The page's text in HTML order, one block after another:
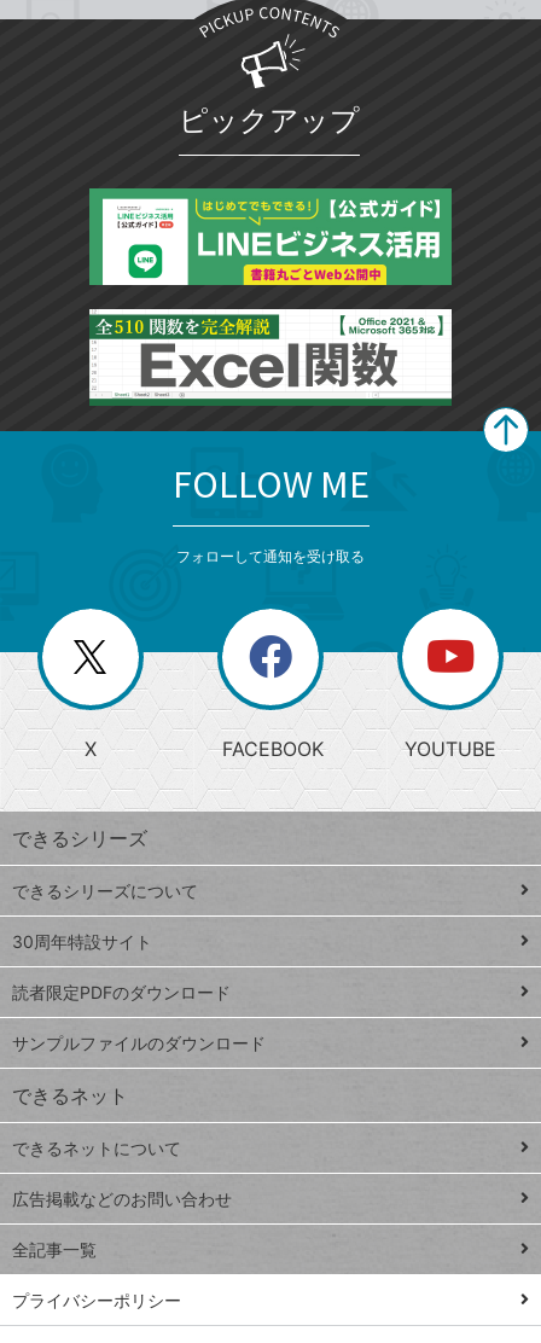
ピックアップ
じ
る
search
検
索
上
昇
ワ
ー
ド
Google
スプレ
ッドシ
ート
iPhone
VLOOKUP
close
閉じ
る
閉
じ
る
ー
か
ら
探
す
ト
ッ
プ
ペ
ジ
連載
Excel Q&A
トイアンナ流仕
事術
PowerAutomate
ではじめる業務
の完全自動化
FOLLOW ME
フォローして通知を受け取る
X FACEBOOK YOUTUBE
できるシリーズ
できるシリーズについて
30周年特設サイト
読者限定PDFのダウンロード
サンプルファイルのダウンロード
できるネット
できるネットについて
広告掲載などのお問い合わせ
全記事一覧
プライバシーポリシー